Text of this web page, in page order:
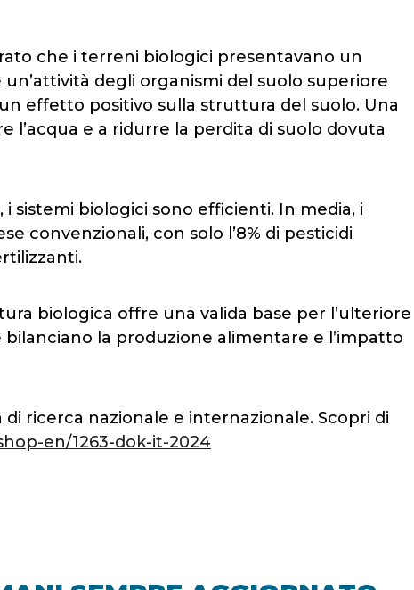
che i terreni biologici presentavano un
degli organismi del suolo superiore
effetto positivo sulla struttura del suolo. Una
e a ridurre la perdita di suolo dovuta
sistemi biologici sono efficienti. In media, i
convenzionali, con solo l’8% di pesticidi
biologica offre una valida base per l’ulteriore
la produzione alimentare e l’impatto
ricerca nazionale e internazionale. Scopri di
en/1263-dok-it-2024